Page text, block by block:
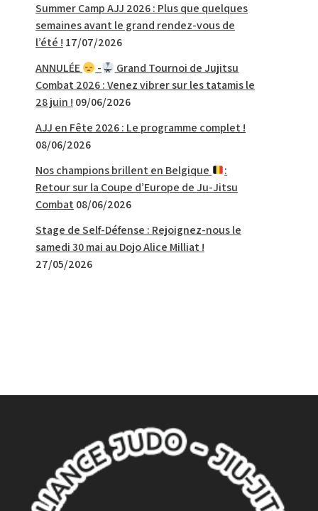
Summer Camp AJJ 2026 : Plus que quelques
semaines avant le grand rendez-vous de
l’été ! 17/07/2026
ANNULÉE
-
Grand Tournoi de Jujitsu
Combat 2026 : Venez vibrer sur les tatamis le
28 juin ! 09/06/2026
AJJ en Fête 2026 : Le programme complet !
08/06/2026
Nos champions brillent en Belgique
:
Retour sur la Coupe d’Europe de Ju-Jitsu
Combat 08/06/2026
Stage de Self-Défense : Rejoignez-nous le
samedi 30 mai au Dojo Alice Milliat !
27/05/2026